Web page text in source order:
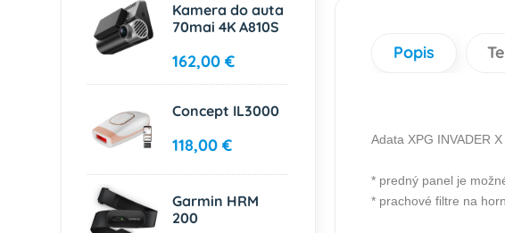
Popis
Adata XPG INVADER
* predný panel je
* prachové filtre na
Kamera do auta
70mai 4K A810S
162,00 €
Concept IL3000
118,00 €
Garmin HRM
200